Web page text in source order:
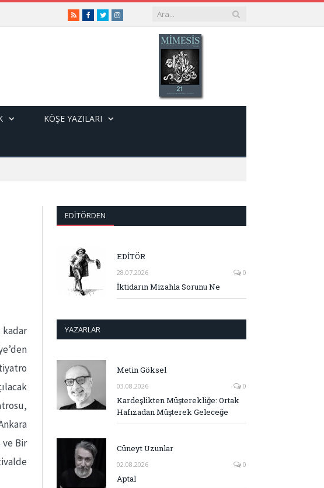
RSSFacebook
TwitterInstagram
KÖŞE YAZILARI
kadar
ve Bir
EDITÖRDEN
EDİTÖR
28.07.2026 0
İktidarın Mizahla Sorunu Ne
YAZARLAR
Metin Göksel
03.08.2026 0
Kardeşlikten Müşterekliğe: Ortak
Hafızadan Müşterek Geleceğe
Cüneyt Uzunlar
02.08.2026 0
Aptal